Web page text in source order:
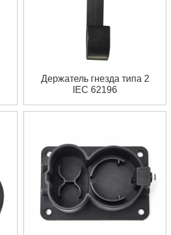
Держатель гнезда типа 2
IEC 62196